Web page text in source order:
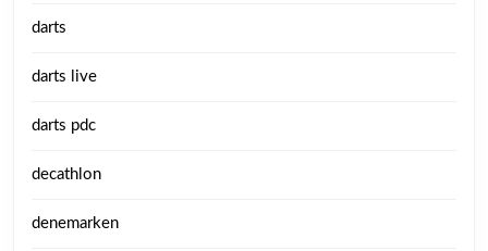
darts
darts live
darts pdc
decathlon
denemarken